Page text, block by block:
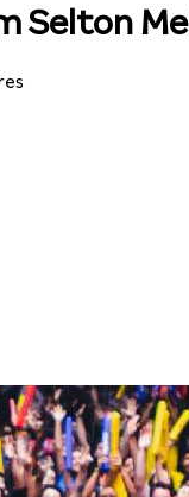
Selton